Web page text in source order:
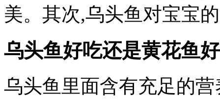
美。其次,乌头鱼对宝宝
乌头鱼好吃还是黄花鱼
乌头鱼里面含有充足的